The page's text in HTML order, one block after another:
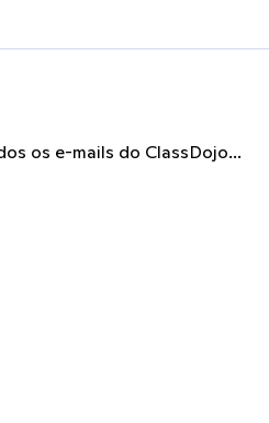
os e-mails do ClassDojo...